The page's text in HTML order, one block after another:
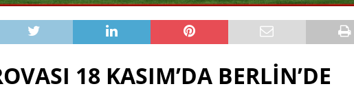
18 KASIM’DA BERLİN’DE